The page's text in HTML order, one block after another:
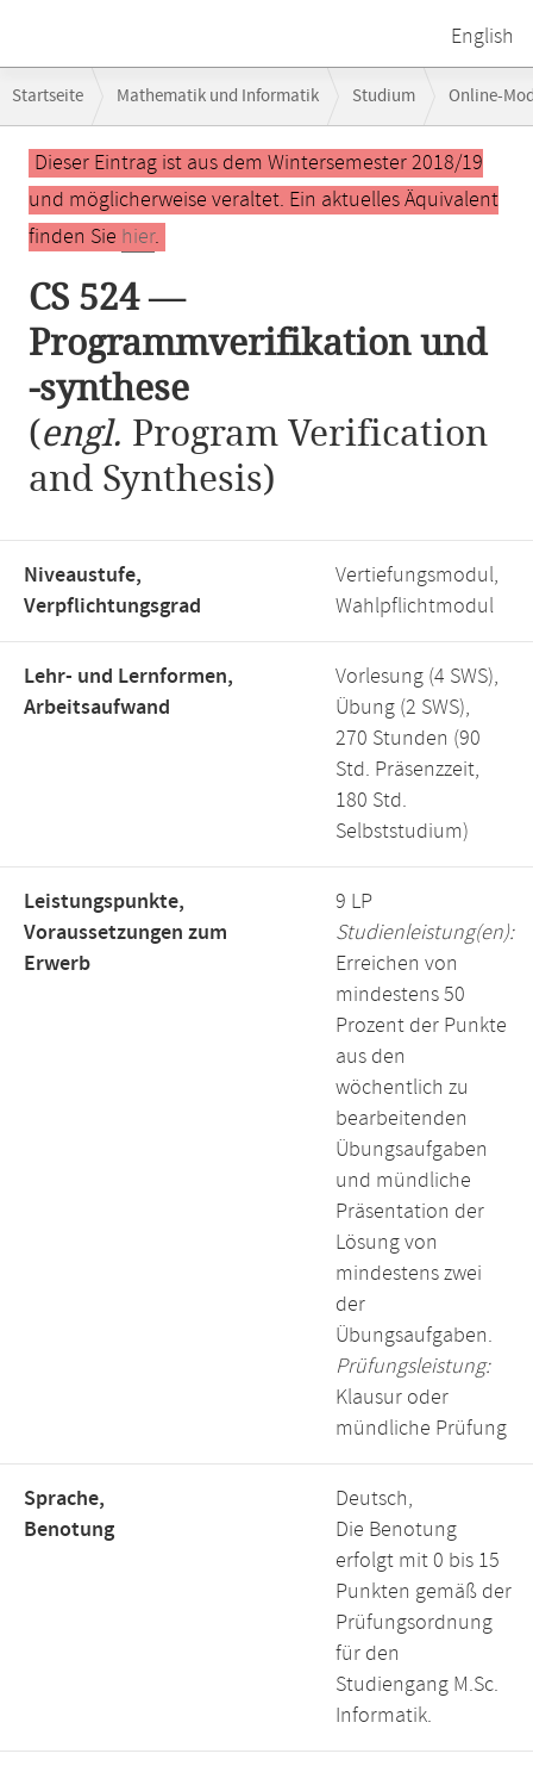
English
Navigation
Startseite Mathematik und Informatik Studium Online-
CS 524 — Programmverifikation und -synthese
Hauptinhalt
Dieser Eintrag ist aus dem Wintersemester 2018/19
und möglicherweise veraltet. Ein aktuelles Äquivalent
finden Sie hier.
CS 524 —
Programmverifikation und
-synthese
(engl. Program Verification
and Synthesis)
Niveaustufe,
Verpflichtungsgrad
Vertiefungsmodul,
Wahlpflichtmodul
Lehr- und Lernformen,
Arbeitsaufwand
Vorlesung (4 SWS),
Übung (2 SWS),
270 Stunden (90
Std. Präsenzzeit,
180 Std.
Selbststudium)
Leistungspunkte,
Voraussetzungen zum
Erwerb
9 LP
Studienleistung(en):
Erreichen von
mindestens 50
Prozent der Punkte
aus den
wöchentlich zu
bearbeitenden
Übungsaufgaben
und mündliche
Präsentation der
Lösung von
mindestens zwei
der
Übungsaufgaben.
Prüfungsleistung:
Klausur oder
mündliche Prüfung
Sprache,
Benotung
Deutsch,
Die Benotung
erfolgt mit 0 bis 15
Punkten gemäß der
Prüfungsordnung
für den
Studiengang M.Sc.
Informatik.